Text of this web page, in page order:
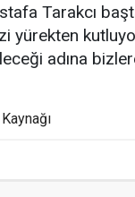
Tarakcı
yürekten
adına